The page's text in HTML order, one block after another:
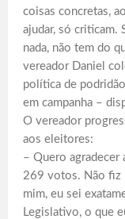
coisas concretas,
ajudar, só criticam.
nada, não tem do
vereador Daniel
política de
em campanha –
O vereador
aos eleitores:
– Quero agradecer
269 votos. Não fiz
mim, eu sei
Legislativo, o que